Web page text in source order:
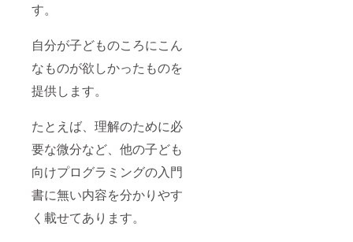
す。
自分が子どものころにこん
なものが欲しかったものを
提供します。
たとえば、理解のために必
要な微分など、他の子ども
向けプログラミングの入門
書に無い内容を分かりやす
く載せてあります。